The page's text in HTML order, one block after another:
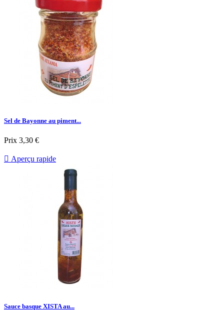
Sel de Bayonne au piment...
Prix 3,30 €
 Aperçu rapide
Sauce basque XISTA au...